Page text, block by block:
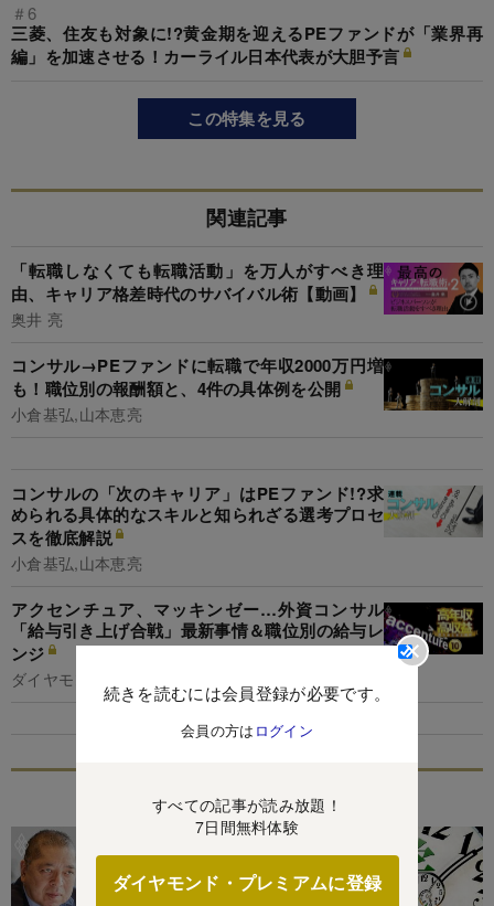
続きを読むには会員登録が必要です。
会員の方は ログイン
すべての記事が読み放題！
7日間無料体験
ダイヤモンド・プレミアムに登録
＃6
三菱、住友も対象に!?黄金期を迎えるPEファンドが「業界再
編」を加速させる！カーライル日本代表が大胆予言
この特集を見る
関連記事
「転職しなくても転職活動」を万人がすべき理
由、キャリア格差時代のサバイバル術【動画】
奥井 亮
コンサル→PEファンドに転職で年収2000万円増
も！職位別の報酬額と、4件の具体例を公開
小倉基弘,山本恵亮
コンサルの「次のキャリア」はPEファンド!?求
められる具体的なスキルと知られざる選考プロセ
スを徹底解説
小倉基弘,山本恵亮
アクセンチュア、マッキンゼー…外資コンサル
「給与引き上げ合戦」最新事情＆職位別の給与レ
ンジ
ダイヤモンド編集部,竹田幸平
特集